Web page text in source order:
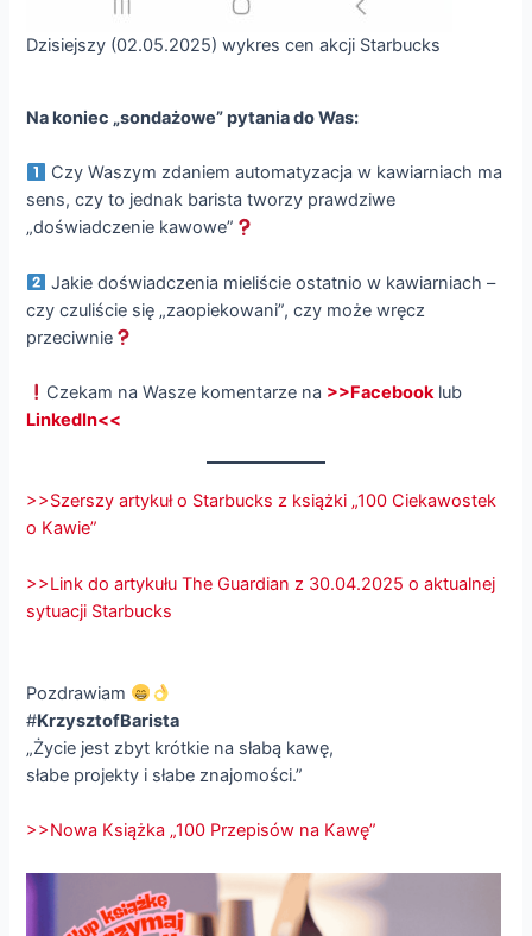
Dzisiejszy (02.05.2025) wykres cen akcji Starbucks
Na koniec „sondażowe” pytania do Was:
Czy Waszym zdaniem automatyzacja w kawiarniach ma
sens, czy to jednak barista tworzy prawdziwe
„doświadczenie kawowe”
Jakie doświadczenia mieliście ostatnio w kawiarniach –
czy czuliście się „zaopiekowani”, czy może wręcz
przeciwnie
Czekam na Wasze komentarze na >>Facebooklub
LinkedIn<<
>>Szerszy artykuł o Starbucks z książki „100 Ciekawostek
o Kawie”
>>Link do artykułu The Guardian z 30.04.2025 o aktualnej
sytuacji Starbucks
Pozdrawiam
#KrzysztofBarista
„Życie jest zbyt krótkie na słabą kawę,
słabe projekty i słabe znajomości.”
>>Nowa Książka „100 Przepisów na Kawę”